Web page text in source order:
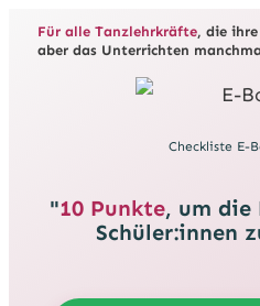
Für alle Tanzlehrkräfte, die
aber das Unterrichten
Checkliste E-
"10 Punkte, um die
Schüler:innen